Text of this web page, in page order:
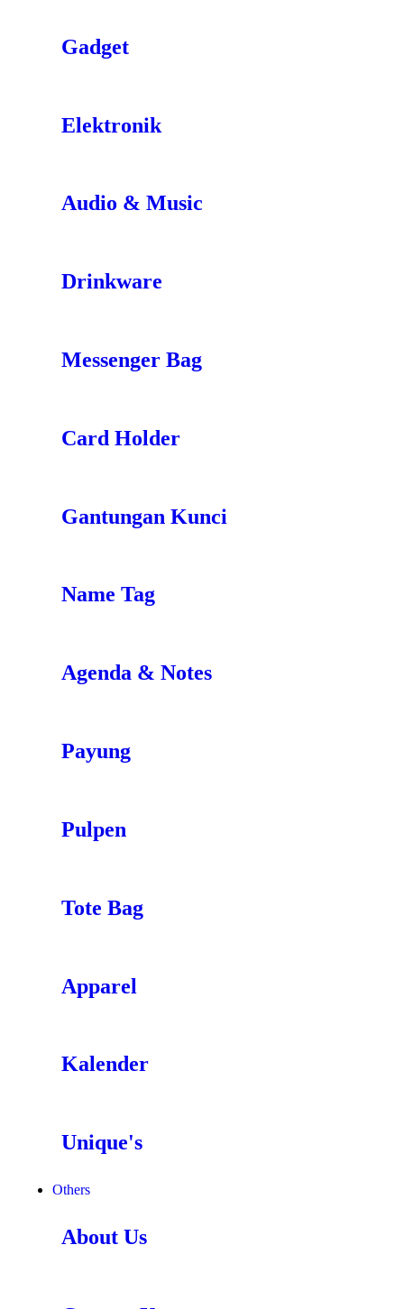
Gadget
Elektronik
Audio & Music
Drinkware
Messenger Bag
Card Holder
Gantungan Kunci
Name Tag
Agenda & Notes
Payung
Pulpen
Tote Bag
Apparel
Kalender
Unique's
Others
About Us